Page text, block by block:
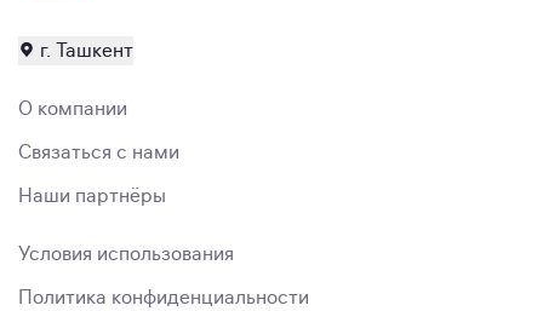
г. Ташкент
О компании
Связаться с нами
Наши партнёры
Условия использования
Политика конфиденциальности